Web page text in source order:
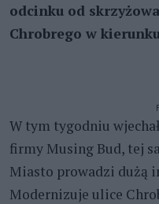
odcinku od
Chrobrego w
W tym tygodniu
firmy Musing Bud, tej
Miasto prowadzi dużą
Modernizuje ulice